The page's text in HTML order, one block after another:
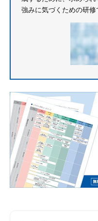
強みに気づくための研修